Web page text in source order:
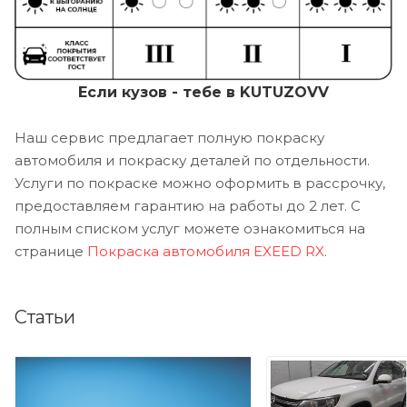
Если кузов - тебе в KUTUZOVV
Наш сервис предлагает полную покраску
автомобиля и покраску деталей по отдельности.
Услуги по покраске можно оформить в рассрочку,
предоставляем гарантию на работы до 2 лет. С
полным списком услуг можете ознакомиться на
странице Покраска автомобиля EXEED RX.
Статьи